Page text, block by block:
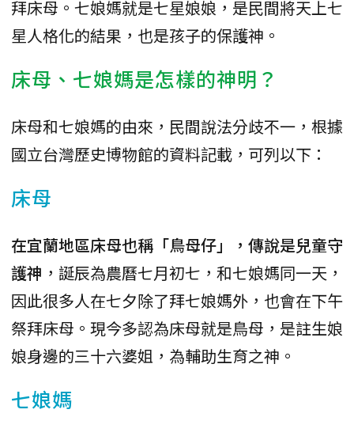
拜床母。七娘媽就是七星娘娘，是民間將天上七
星人格化的結果，也是孩子的保護神。
床母、七娘媽是怎樣的神明？
床母和七娘媽的由來，民間說法分歧不一，根據
國立台灣歷史博物館的資料記載，可列以下：
床母
在宜蘭地區床母也稱「鳥母仔」，傳說是兒童守
護神 ，誕辰為農曆七月初七，和七娘媽同一天，
因此很多人在七夕除了拜七娘媽外，也會在下午
祭拜床母。現今多認為床母就是鳥母，是註生娘
娘身邊的三十六婆姐，為輔助生育之神。
七娘媽